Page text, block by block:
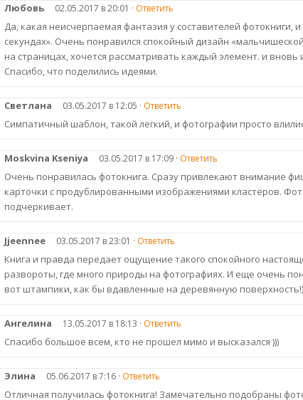
Любовь 02.05.2017 в 20:01 · Ответить
Да, какая неисчерпаемая фантазия у составителей фотокниги,
секундах». Очень понравился спокойный дизайн
на страницах, хочется рассматривать каждый элемент. и
Спасибо, что поделились идеями.
Светлана 03.05.2017 в 12:05 · Ответить
Симпатичный шаблон, такой легкий, и фотографии просто
Moskvina Kseniya 03.05.2017 в 17:09 · Ответить
Очень понравилась фотокнига. Сразу привлекают внимание
карточки с продублированными изображениями кластеров.
подчеркивает.
Jjeennee 03.05.2017 в 23:01 · Ответить
Книга и правда передает ощущение такого спокойного
развороты, где много природы на фотографиях. И еще очень
вот штампики, как бы вдавленные на деревянную
Ангелина 13.05.2017 в 18:13 · Ответить
Спасибо большое всем, кто не прошел мимо и высказался )))
Элина 05.06.2017 в 7:16 · Ответить
Отличная получилась фотокнига! Замечательно подобраны